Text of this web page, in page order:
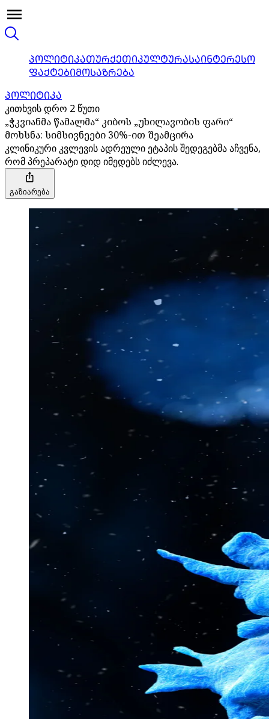
ᲞᲝᲚᲘᲢᲘᲙᲐᲗᲣᲠᲥᲔᲗᲘᲙᲣᲚᲢᲣᲠᲐᲡᲐᲘᲜᲢᲔᲠᲔᲡᲝ
ᲤᲐᲥᲢᲔᲑᲘᲛᲝᲡᲐᲖᲠᲔᲑᲐ
ᲞᲝᲚᲘᲢᲘᲙᲐ
კითხვის დრო 2 წუთი
„ჭკვიანმა წამალმა“ კიბოს „უხილავობის ფარი“
მოხსნა: სიმსივნეები 30%-ით შეამცირა
კლინიკური კვლევის ადრეული ეტაპის შედეგებმა აჩვენა,
რომ პრეპარატი დიდ იმედებს იძლევა.
გაზიარება